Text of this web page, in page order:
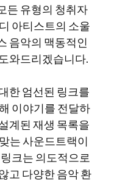
든 유형의 청취자
아티스트의 소울
음악의 맥동적인
와드리겠습니다.
한 엄선된 링크를
이야기를 전달하
계된 재생 목록을
는 사운드트랙이
크는 의도적으로
고 다양한 음악 환